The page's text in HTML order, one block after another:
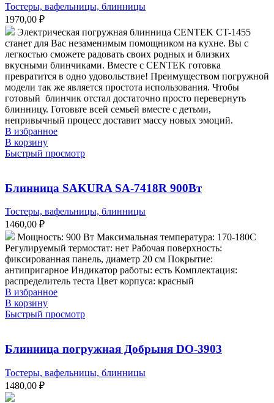
Тостеры, вафельницы, блинницы
1970,00 ₽
Электрическая погружная блинница CENTEK CT-1455
станет для Вас незаменимым помощником на кухне. Вы с
легкостью сможете радовать своих родных и близких
вкусными блинчиками. Вместе с CENTEK готовка
превратится в одно удовольствие! Преимуществом погружной
модели так же является простота использования. Чтобы
готовый блинчик отстал достаточно просто перевернуть
блинницу. Готовьте всей семьей вместе с детьми,
непривычный процесс доставит массу новых эмоций.
В избранное
В корзину
Быстрый просмотр
Блинница SAKURA SA-7418R 900Вт
Тостеры, вафельницы, блинницы
1460,00 ₽
Мощность: 900 Вт Максимальная температура: 170-180С
Регулируемый термостат: нет Рабочая поверхность:
фиксированная панель, диаметр 20 см Покрытие:
антипригарное Индикатор работы: есть Комплектация:
распределитель теста Цвет корпуса: красный
В избранное
В корзину
Быстрый просмотр
Блинница погружная Добрыня DO-3903
Тостеры, вафельницы, блинницы
1480,00 ₽